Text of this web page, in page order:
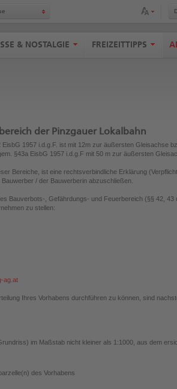
Schriftgröße anpassen
& NOSTALGIE FREIZEITTIPPS
der Pinzgauer Lokalbahn
1957 i.d.g.F. ist mit 12m zur äußersten Gleisachse
§43a EisbG 1957 i.d.g.F mit 50 m zur äußersten
Bereiche, ist eine rechtsverbindliche Erklärung
/ der Bauwerberin abzuschließen.
Bauverbots-, Gefährdungs- und Feuerbereich (§§ 42,
zu stellen:
ag.at
Ihres Vorhabens durchführen zu können, sind
im Maßstab nicht kleiner als 1:1000, aus dem
des Vorhabens